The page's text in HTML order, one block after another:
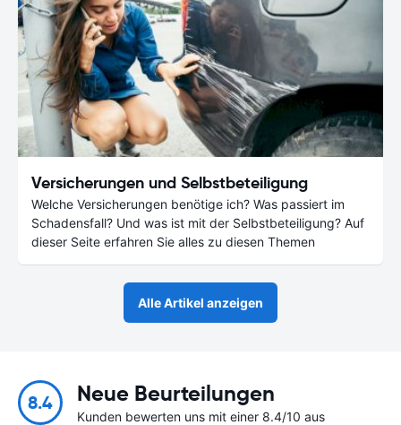
Versicherungen und Selbstbeteiligung
Welche Versicherungen benötige ich? Was passiert im
Schadensfall? Und was ist mit der Selbstbeteiligung? Auf
dieser Seite erfahren Sie alles zu diesen Themen
Alle Artikel anzeigen
8.4 Neue Beurteilungen
Kunden bewerten uns mit einer 8.4/10 aus